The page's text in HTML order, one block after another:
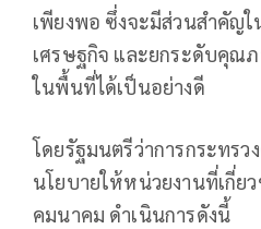
เพียงพอ ซึ่งจะมีส่วนสำคัญใ
เศรษฐกิจ และยกระดับคุณ
ในพื้นที่ได้เป็นอย่างดี
โดยรัฐมนตรีว่าการกระทร
นโยบายให้หน่วยงานที่เกี่ย
คมนาคม ดำเนินการดังนี้